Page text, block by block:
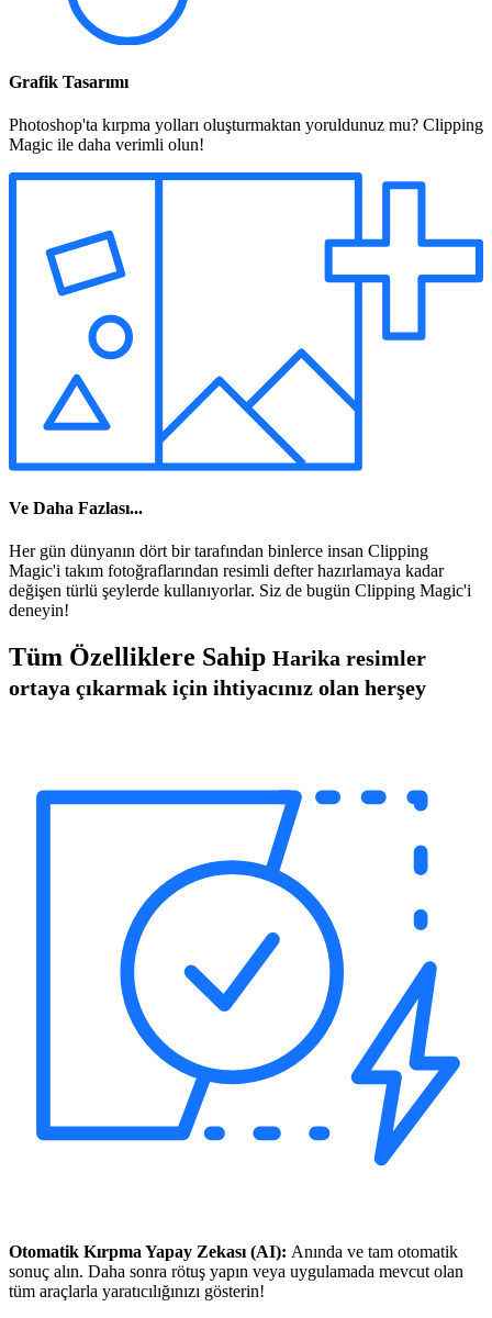
Grafik Tasarımı
Photoshop'ta kırpma yolları oluşturmaktan yoruldunuz mu? Clipping
Magic ile daha verimli olun!
Ve Daha Fazlası...
Her gün dünyanın dört bir tarafından binlerce insan Clipping
Magic'i takım fotoğraflarından resimli defter hazırlamaya kadar
değişen türlü şeylerde kullanıyorlar. Siz de bugün Clipping Magic'i
deneyin!
Tüm Özelliklere Sahip Harika resimler
ortaya çıkarmak için ihtiyacınız olan herşey
Otomatik Kırpma Yapay Zekası (AI): Anında ve tam otomatik
sonuç alın. Daha sonra rötuş yapın veya uygulamada mevcut olan
tüm araçlarla yaratıcılığınızı gösterin!